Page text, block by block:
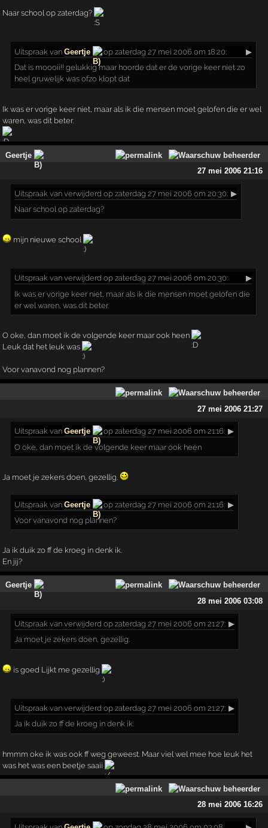
Naar school op zaterdag?
Uitspraak vanGeertje op zaterdag 27 mei 2006 om 18:20:
▶
Dat is moooii!! gelukkig maar hoorde dat er de vorige keer niet zo
heel gruwelijk was ofzo klopt dat
Ik was er vorige keer niet, maar als ik die mensen moet gelofen die er wel
waren, was dit beter.
Geertje
27 mei 2006 21:16
Uitspraak van verwijderd op zaterdag 27 mei 2006 om 20:30: ▶
Naar school op zaterdag?
mijn nieuwe school
Uitspraak van verwijderd op zaterdag 27 mei 2006 om 20:30:
▶
Ik was er vorige keer niet, maar als ik die mensen moet gelofen die
er wel waren, was dit beter.
O oke, dan moet ik de volgende keer maar ook heen
Leuk dat het leuk was
Voor vanavond nog plannen?
27 mei 2006 21:27
Uitspraak vanGeertje op zaterdag 27 mei 2006 om 21:16: ▶
O oke, dan moet ik de volgende keer maar ook heen
Ja moet je zekers doen, gezellig.
Uitspraak vanGeertje op zaterdag 27 mei 2006 om 21:16: ▶
Voor vanavond nog plannen?
Ja ik duik zo ff de kroeg in denk ik.
En jij?
Geertje
28 mei 2006 03:08
Uitspraak van verwijderd op zaterdag 27 mei 2006 om 21:27: ▶
Ja moet je zekers doen, gezellig.
is goed Lijkt me gezellig
Uitspraak van verwijderd op zaterdag 27 mei 2006 om 21:27: ▶
Ja ik duik zo ff de kroeg in denk ik.
hmmm oke ik was ook ff weg geweest. Maar viel wel mee hoe leuk het
was het was een beetje saaii
28 mei 2006 16:26